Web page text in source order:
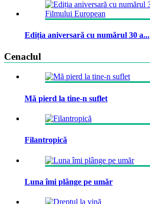
Ediția aniversară cu numărul 30 a...
Cenaclul
Mă pierd la tine-n suflet
Filantropică
Luna îmi plânge pe umăr